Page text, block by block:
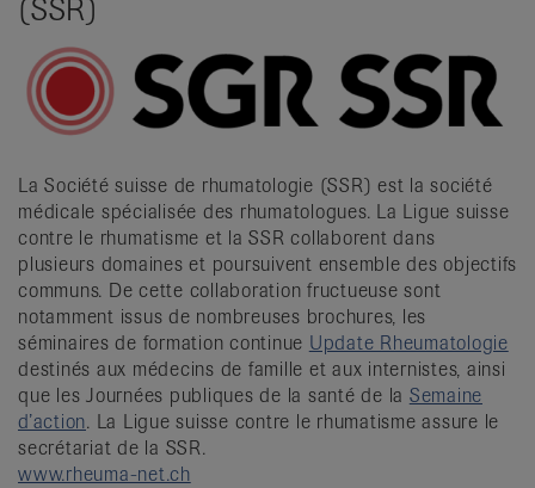
(SSR)
La Société suisse de rhumatologie (SSR) est la société
médicale spécialisée des rhumatologues. La Ligue suisse
contre le rhumatisme et la SSR collaborent dans
plusieurs domaines et poursuivent ensemble des objectifs
communs. De cette collaboration fructueuse sont
notamment issus de nombreuses brochures, les
séminaires de formation continue Update Rheumatologie
destinés aux médecins de famille et aux internistes, ainsi
que les Journées publiques de la santé de la Semaine
d’action. La Ligue suisse contre le rhumatisme assure le
secrétariat de la SSR.
www.rheuma-net.ch